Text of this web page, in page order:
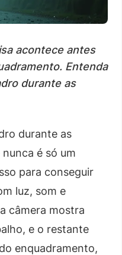
acontece antes
Entenda
durante as
durante as
é só um
para conseguir
luz, som e
câmera mostra
e o restante
enquadramento,